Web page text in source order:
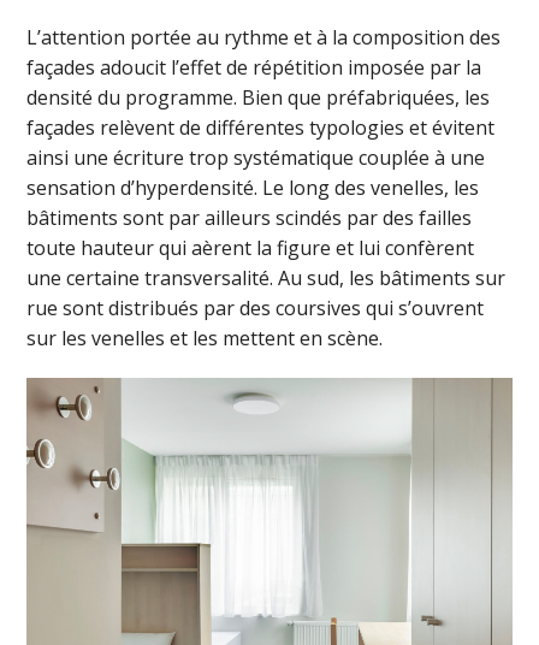
L’attention portée au rythme et à la composition des
façades adoucit l’effet de répétition imposée par la
densité du programme. Bien que préfabriquées, les
façades relèvent de différentes typologies et évitent
ainsi une écriture trop systématique couplée à une
sensation d’hyperdensité. Le long des venelles, les
bâtiments sont par ailleurs scindés par des failles
toute hauteur qui aèrent la figure et lui confèrent
une certaine transversalité. Au sud, les bâtiments sur
rue sont distribués par des coursives qui s’ouvrent
sur les venelles et les mettent en scène.